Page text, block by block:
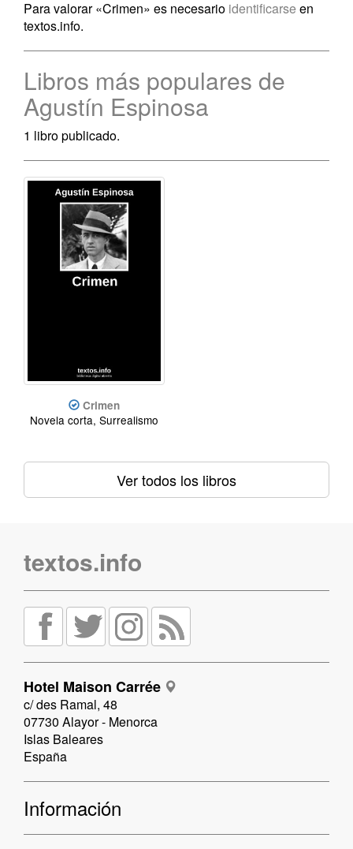
Para valorar «Crimen» es necesario identificarse en
textos.info.
Libros más populares de
Agustín Espinosa
1 libro publicado.
Crimen
Novela corta, Surrealismo
Ver todos los libros
textos.info
Hotel Maison Carrée
c/ des Ramal, 48
07730 Alayor - Menorca
Islas Baleares
España
Información